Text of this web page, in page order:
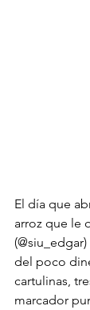
El día que
arroz que le
del poco
cartulinas,
marcador